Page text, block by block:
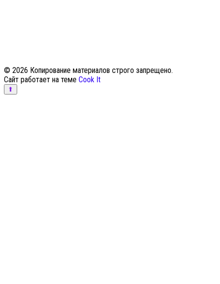
© 2026 Копирование материалов строго запрещено.
Сайт работает на теме Cook It